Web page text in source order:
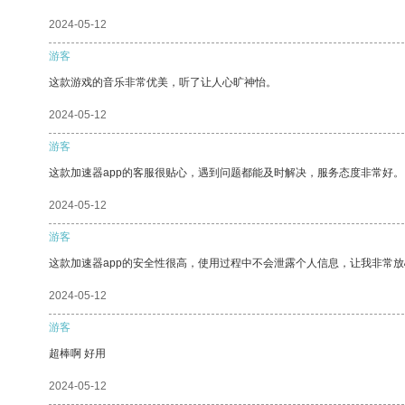
2024-05-12
游客
这款游戏的音乐非常优美，听了让人心旷神怡。
2024-05-12
游客
这款加速器app的客服很贴心，遇到问题都能及时解决，服务态度非常好。
2024-05-12
游客
这款加速器app的安全性很高，使用过程中不会泄露个人信息，让我非常
2024-05-12
游客
超棒啊 好用
2024-05-12